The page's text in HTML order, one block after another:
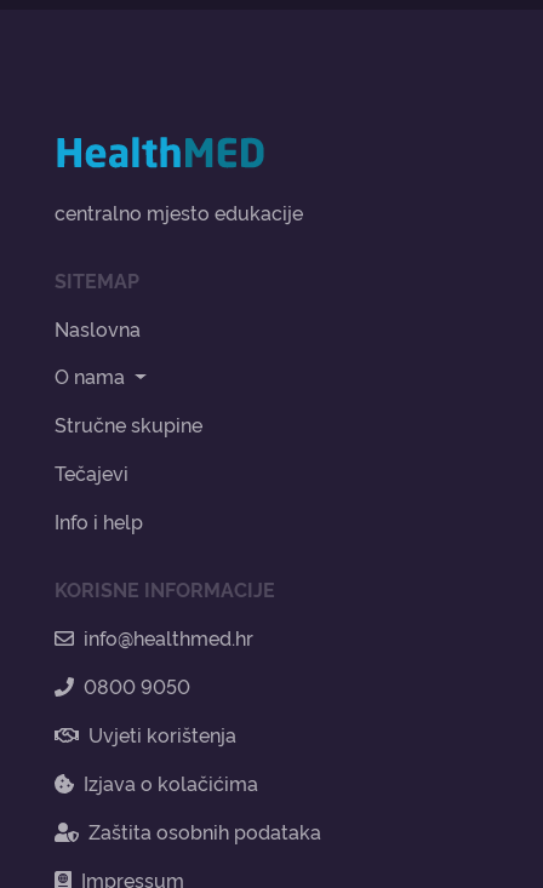
centralno mjesto edukacije
SITEMAP
Naslovna
O nama
Stručne skupine
Tečajevi
Info i help
KORISNE INFORMACIJE
info@healthmed.hr
0800 9050
Uvjeti korištenja
Izjava o kolačićima
Zaštita osobnih podataka
Impressum